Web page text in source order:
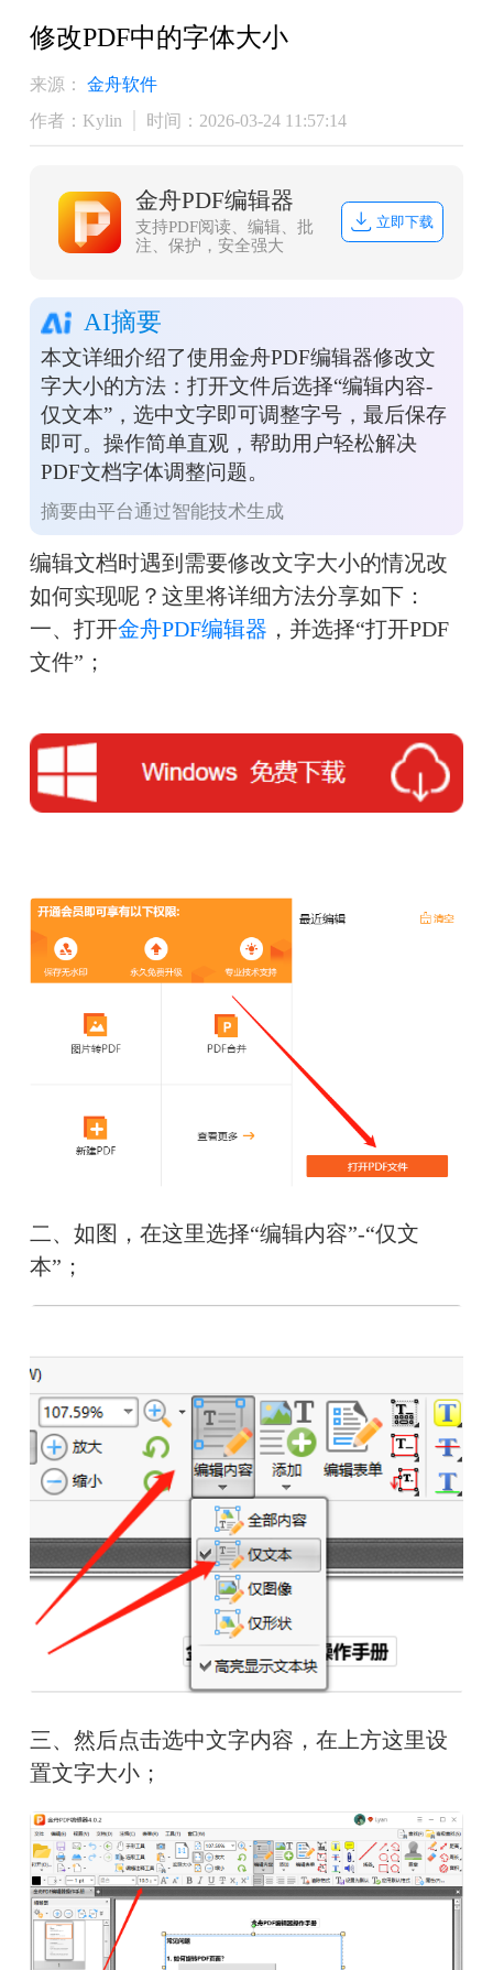
修改PDF中的字体大小
来源：
金舟软件
作者：Kylin
时间：2026-03-24 11:57:14
金舟PDF编辑器
支持PDF阅读、编辑、批
注、保护，安全强大
立即下载
AI摘要
本文详细介绍了使用金舟PDF编辑器修改文
字大小的方法：打开文件后选择“编辑内容-
仅文本”，选中文字即可调整字号，最后保存
即可。操作简单直观，帮助用户轻松解决
PDF文档字体调整问题。
摘要由平台通过智能技术生成
编辑文档时遇到需要修改文字大小的情况改
如何实现呢？这里将详细方法分享如下：
一、打开金舟PDF编辑器 ，并选择“打开PDF
文件”；
二、如图，在这里选择“编辑内容”-“仅文
本”；
三、然后点击选中文字内容，在上方这里设
置文字大小；